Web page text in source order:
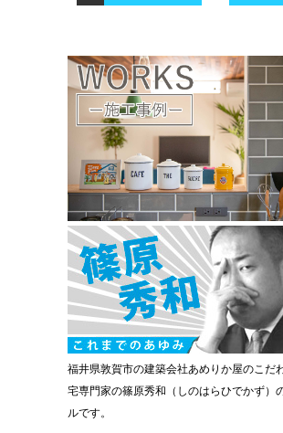
福井県敦賀市の建築会社あめりか屋のこだ
宅専門家の篠原秀和（しのはらひでかず）
ルです。